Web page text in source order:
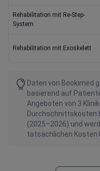
Rehabilitation mit Re-Step-
System
Rehabilitation mit Exoskelett
Daten von Bookimed
basierend auf
Angeboten von 3
Durchschnittskosten
(2025–2026) und
tatsächlichen Kosten